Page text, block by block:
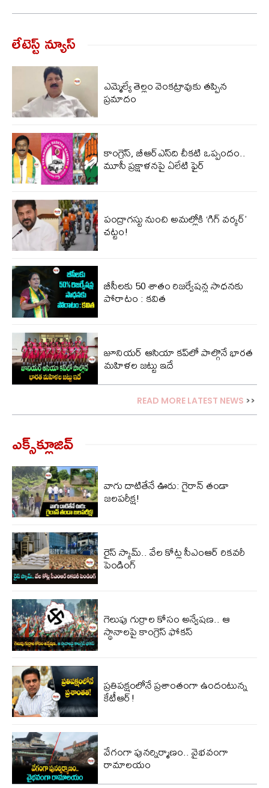
లేటెస్ట్ న్యూస్‌
ఎమ్మెల్యే తెల్లం వెంకట్రావుకు తప్పిన
ప్రమాదం
కాంగ్రెస్, బీఆర్ఎస్‌ది చీకటి ఒప్పందం..
మూసీ ప్రక్షాళనపై ఏలేటి ఫైర్
పంద్రాగస్టు నుంచి అమల్లోకి ‘గిగ్ వర్కర్’
చట్టం!
బీసీలకు 50 శాతం రిజర్వేషన్ల సాధనకు
పోరాటం : కవిత
జూనియర్ ఆసియా కప్‌లో పాల్గొనే భారత
మహిళల జట్టు ఇదే
READ MORE LATEST NEWS >>
ఎక్స్‌క్లూజివ్‌
వాగు దాటితేనే ఊరు: గైరాన్ తండా
జలపరీక్ష!
రైస్ స్కామ్.. వేల కోట్ల‌ సీఎంఆర్ రికవరీ
పెండింగ్
గెలుపు గుర్రాల కోసం అన్వేషణ.. ఆ
స్థానాలపై కాంగ్రెస్ ఫోకస్
ప్ర‌తిప‌క్షంలోనే ప్ర‌శాంతంగా ఉందంటున్న
కేటీఆర్!
వేగంగా పునర్నిర్మాణం.. వైభవంగా
రామాలయం